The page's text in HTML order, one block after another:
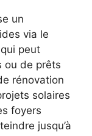
un
via le
peut
ou de prêts
rénovation
solaires
foyers
jusqu’à